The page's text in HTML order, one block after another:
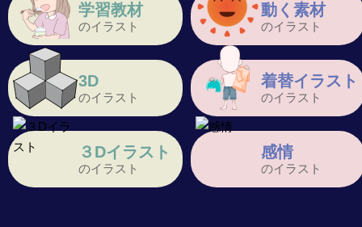
学習教材
のイラスト
動く素材
のイラスト
3D
のイラスト
着替イラスト
のイラスト
３Dイラスト
のイラスト
感情
のイラスト